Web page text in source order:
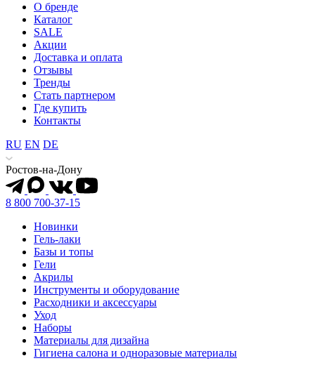
О бренде
Каталог
SALE
Акции
Доставка и оплата
Отзывы
Тренды
Стать партнером
Где купить
Контакты
RU EN DE
Ростов-на-Дону
8 800 700-37-15
Новинки
Гель-лаки
Базы и топы
Гели
Акрилы
Инструменты и оборудование
Расходники и аксессуары
Уход
Наборы
Материалы для дизайна
Гигиена салона и одноразовые материалы